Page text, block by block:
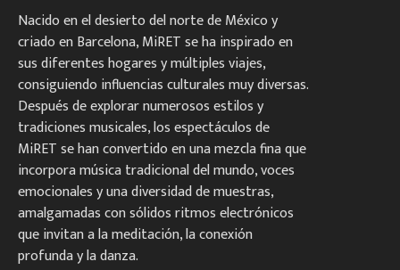
Nacido en el desierto del norte de México y
criado en Barcelona, MiRET se ha inspirado en
sus diferentes hogares y múltiples viajes,
consiguiendo influencias culturales muy diversas.
Después de explorar numerosos estilos y
tradiciones musicales, los espectáculos de
MiRET se han convertido en una mezcla fina que
incorpora música tradicional del mundo, voces
emocionales y una diversidad de muestras,
amalgamadas con sólidos ritmos electrónicos
que invitan a la meditación, la conexión
profunda y la danza.